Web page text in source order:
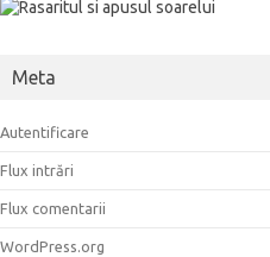
Meta
Autentificare
Flux intrări
Flux comentarii
WordPress.org